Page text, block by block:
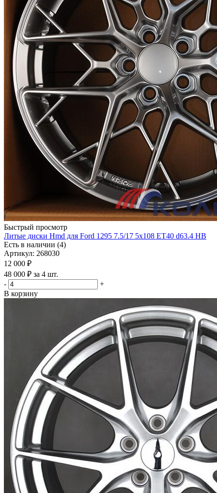
Быстрый просмотр
Литые диски Hmd для Ford 1295 7.5/17 5x108 ET40 d63.4 HB
Есть в наличии (4)
Артикул: 268030
12 000 ₽
48 000 ₽ за 4 шт.
-
+
В корзину